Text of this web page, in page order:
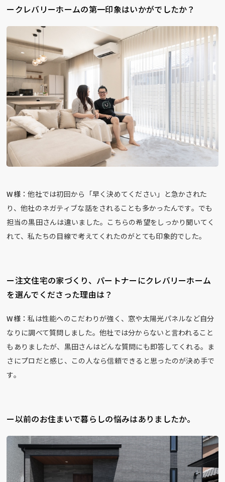
ークレバリーホームの第一印象はいかがでしたか？
W様：他社では初回から「早く決めてください」と急かされた
り、他社のネガティブな話をされることも多かったんです。でも
担当の黒田さんは違いました。こちらの希望をしっかり聞いてく
れて、私たちの目線で考えてくれたのがとても印象的でした。
ー注文住宅の家づくり、パートナーにクレバリーホーム
を選んでくださった理由は？
W様：私は性能へのこだわりが強く、窓や太陽光パネルなど自分
なりに調べて質問しました。他社では分からないと言われること
もありましたが、黒田さんはどんな質問にも即答してくれる。ま
さにプロだと感じ、この人なら信頼できると思ったのが決め手で
す。
ー以前のお住まいで暮らしの悩みはありましたか。